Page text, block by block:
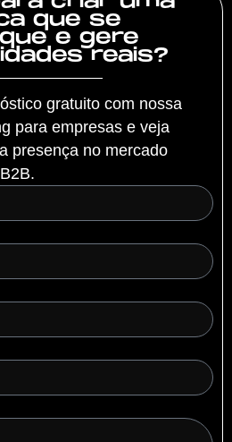
que se
e gere
reais?
gratuito com nossa
para empresas e veja
presença no mercado
B2B.